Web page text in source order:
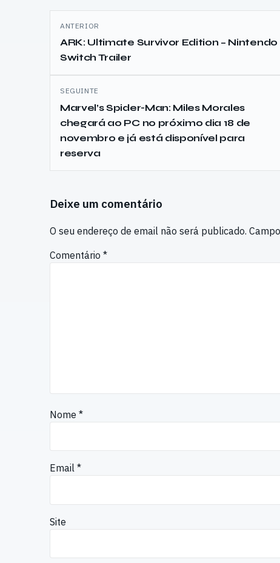
Navegação
de
artigos
ANTERIOR
ARK: Ultimate Survivor Edition – Nintendo
Switch Trailer
SEGUINTE
Marvel’s Spider-Man: Miles Morales
chegará ao PC no próximo dia 18 de
novembro e já está disponível para
reserva
Deixe um comentário
O seu endereço de email não será publicado.
Comentário *
Nome *
Email *
Site